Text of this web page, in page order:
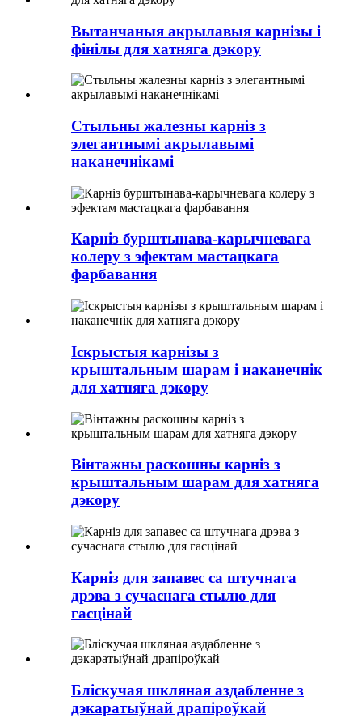
Вытанчаныя акрылавыя карнізы і
фінілы для хатняга дэкору
Стыльны жалезны карніз з
элегантнымі акрылавымі
наканечнікамі
Карніз бурштынава-карычневага
колеру з эфектам мастацкага
фарбавання
Іскрыстыя карнізы з
крыштальным шарам і наканечнік
для хатняга дэкору
Вінтажны раскошны карніз з
крыштальным шарам для хатняга
дэкору
Карніз для запавес са штучнага
дрэва з сучаснага стылю для
гасцінай
Бліскучая шкляная аздабленне з
дэкаратыўнай драпіроўкай